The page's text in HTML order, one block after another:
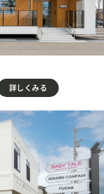
詳しくみる